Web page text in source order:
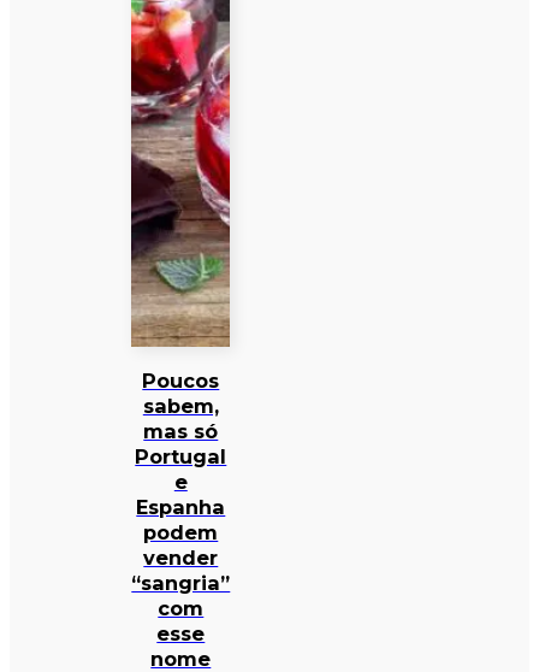
Poucos
sabem,
mas só
Portugal
e
Espanha
podem
vender
“sangria”
com
esse
nome